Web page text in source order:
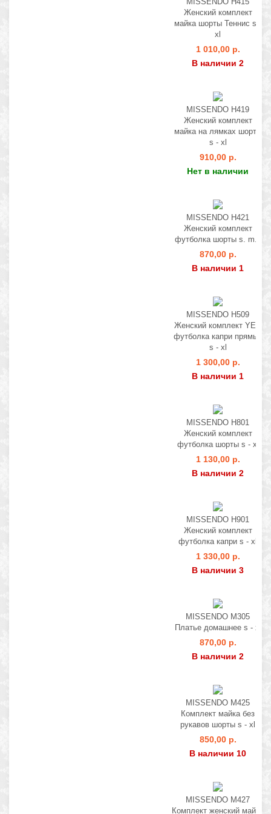
Женский комплект
майка шорты Теннис s -
xl
1 010,00 р.
В наличии 2
MISSENDO H419
Женский комплект
майка на лямках шорты
s - xl
910,00 р.
Нет в наличии
MISSENDO H421
Женский комплект
футболка шорты s. m. l
870,00 р.
В наличии 1
MISSENDO H509
Женский комплект YES
футболка капри прямые
s - xl
1 300,00 р.
В наличии 1
MISSENDO H801
Женский комплект
футболка шорты s - xl
1 130,00 р.
В наличии 2
MISSENDO H901
Женский комплект
футболка капри s - xl
1 330,00 р.
В наличии 3
MISSENDO M305
Платье домашнее s - xl
870,00 р.
В наличии 2
MISSENDO M425
Комплект майка без
рукавов шорты s - xl
850,00 р.
В наличии 10
MISSENDO M427
Комплект женский майка